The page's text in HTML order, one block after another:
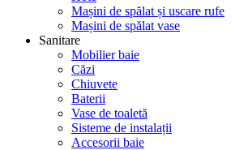
Mașini de spălat și uscare rufe
Mașini de spălat vase
Sanitare
Mobilier baie
Căzi
Chiuvete
Baterii
Vase de toaletă
Sisteme de instalații
Accesorii baie